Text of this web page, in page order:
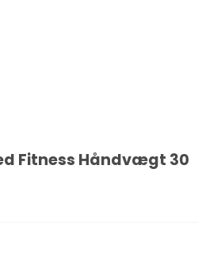
Fitness Håndvægt 30